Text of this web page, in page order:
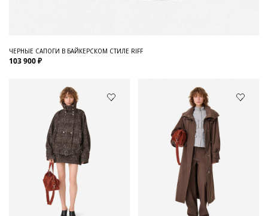
ЧЕРНЫЕ САПОГИ В БАЙКЕРСКОМ СТИЛЕ RIFF
103 900 ₽